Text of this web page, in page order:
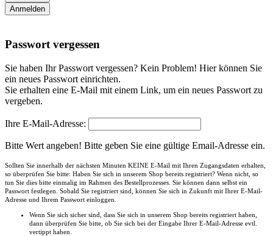
Anmelden
Passwort vergessen
Sie haben Ihr Passwort vergessen? Kein Problem! Hier können Sie
ein neues Passwort einrichten.
Sie erhalten eine E-Mail mit einem Link, um ein neues Passwort zu
vergeben.
Ihre E-Mail-Adresse:
Bitte Wert angeben! Bitte geben Sie eine gültige Email-Adresse ein.
Sollten Sie innerhalb der nächsten Minuten KEINE E-Mail mit Ihren Zugangsdaten erhalten,
so überprüfen Sie bitte: Haben Sie sich in unserem Shop bereits registriert? Wenn nicht, so
tun Sie dies bitte einmalig im Rahmen des Bestellprozesses. Sie können dann selbst ein
Passwort festlegen. Sobald Sie registriert sind, können Sie sich in Zukunft mit Ihrer E-Mail-
Adresse und Ihrem Passwort einloggen.
Wenn Sie sich sicher sind, dass Sie sich in unserem Shop bereits registriert haben,
dann überprüfen Sie bitte, ob Sie sich bei der Eingabe Ihrer E-Mail-Adresse evtl.
vertippt haben.